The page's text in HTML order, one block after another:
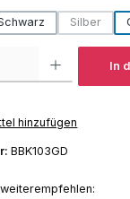
Silber
(Diese
In
hinzufügen
BBK103GD